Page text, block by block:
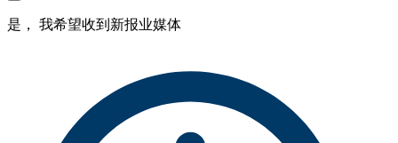
是， 我希望收到新报业媒体